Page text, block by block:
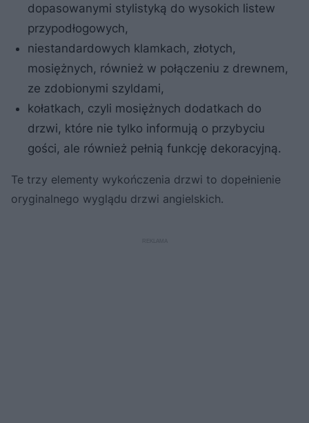
dopasowanymi stylistyką do wysokich listew
przypodłogowych,
niestandardowych klamkach, złotych,
mosiężnych, również w połączeniu z drewnem,
ze zdobionymi szyldami,
kołatkach, czyli mosiężnych dodatkach do
drzwi, które nie tylko informują o przybyciu
gości, ale również pełnią funkcję dekoracyjną.
Te trzy elementy wykończenia drzwi to dopełnienie
oryginalnego wyglądu drzwi angielskich.